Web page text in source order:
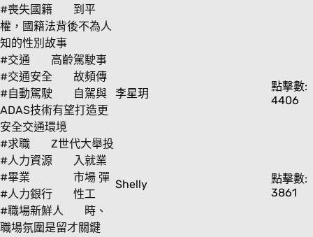
#喪失國籍
到平
權，國籍法背後不為人
知的性別故事
#交通
#交通安全
#自動駕駛
高齡駕駛事
故頻傳
自駕與
ADAS技術有望打造更
安全交通環境
李星玥
點擊數:
4406
#求職
#人力資源
#畢業
#人力銀行
#職場新鮮人
Z世代大舉投
入就業
市場 彈
性工
時、
職場氛圍是留才關鍵
Shelly
點擊數:
3861